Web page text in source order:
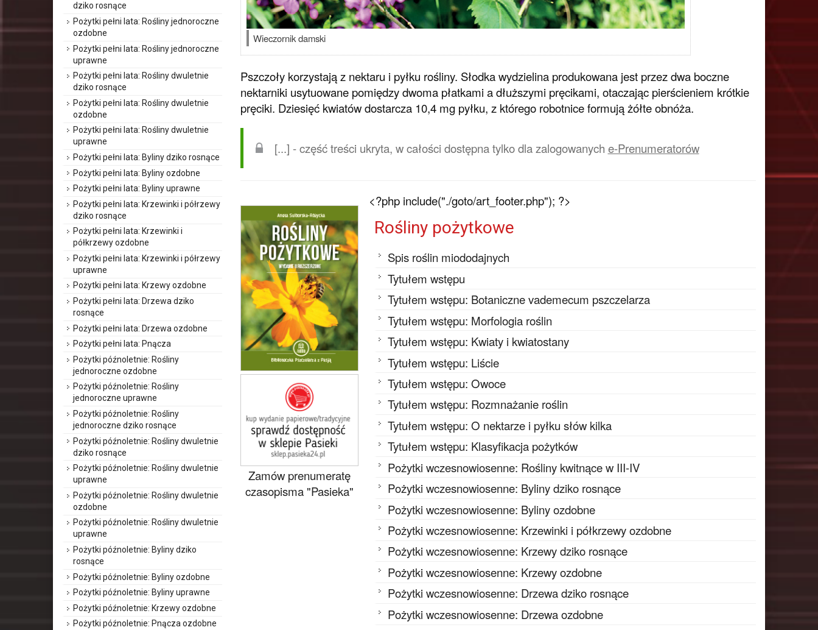
Wieczornik damski
Pszczoły korzystają z nektaru i pyłku rośliny. Słodka wydzielina produkowana jest przez dwa boczne
nektarniki usytuowane pomiędzy dwoma płatkami a dłuższymi pręcikami, otaczając pierścieniem krótkie
pręciki. Dziesięć kwiatów dostarcza 10,4 mg pyłku, z którego robotnice formują żółte obnóża.
[...] - część treści ukryta, w całości dostępna tylko dla zalogowanych e-Prenumeratorów
<?php include("./goto/art_footer.php"); ?>
Zamów prenumeratę
czasopisma "Pasieka"
Rośliny pożytkowe
Spis roślin miododajnych
Tytułem wstępu
Tytułem wstępu: Botaniczne vademecum pszczelarza
Tytułem wstępu: Morfologia roślin
Tytułem wstępu: Kwiaty i kwiatostany
Tytułem wstępu: Liście
Tytułem wstępu: Owoce
Tytułem wstępu: Rozmnażanie roślin
Tytułem wstępu: O nektarze i pyłku słów kilka
Tytułem wstępu: Klasyfikacja pożytków
Pożytki wczesnowiosenne: Rośliny kwitnące w III-IV
Pożytki wczesnowiosenne: Byliny dziko rosnące
Pożytki wczesnowiosenne: Byliny ozdobne
Pożytki wczesnowiosenne: Krzewinki i półkrzewy ozdobne
Pożytki wczesnowiosenne: Krzewy dziko rosnące
Pożytki wczesnowiosenne: Krzewy ozdobne
Pożytki wczesnowiosenne: Drzewa dziko rosnące
Pożytki wczesnowiosenne: Drzewa ozdobne
dziko rosnące
Pożytki pełni lata: Rośliny jednoroczne
ozdobne
Pożytki pełni lata: Rośliny jednoroczne
uprawne
Pożytki pełni lata: Rośliny dwuletnie
dziko rosnące
Pożytki pełni lata: Rośliny dwuletnie
ozdobne
Pożytki pełni lata: Rośliny dwuletnie
uprawne
Pożytki pełni lata: Byliny dziko rosnące
Pożytki pełni lata: Byliny ozdobne
Pożytki pełni lata: Byliny uprawne
Pożytki pełni lata: Krzewinki i półrzewy
dziko rosnące
Pożytki pełni lata: Krzewinki i
półkrzewy ozdobne
Pożytki pełni lata: Krzewinki i półrzewy
uprawne
Pożytki pełni lata: Krzewy ozdobne
Pożytki pełni lata: Drzewa dziko
rosnące
Pożytki pełni lata: Drzewa ozdobne
Pożytki pełni lata: Pnącza
Pożytki późnoletnie: Rośliny
jednoroczne ozdobne
Pożytki późnoletnie: Rośliny
jednoroczne uprawne
Pożytki późnoletnie: Rośliny
jednoroczne dziko rosnące
Pożytki późnoletnie: Rośliny dwuletnie
dziko rosnące
Pożytki późnoletnie: Rośliny dwuletnie
uprawne
Pożytki późnoletnie: Rośliny dwuletnie
ozdobne
Pożytki późnoletnie: Rośliny dwuletnie
uprawne
Pożytki późnoletnie: Byliny dziko
rosnące
Pożytki późnoletnie: Byliny ozdobne
Pożytki późnoletnie: Byliny uprawne
Pożytki późnoletnie: Krzewy ozdobne
Pożytki późnoletnie: Pnącza ozdobne